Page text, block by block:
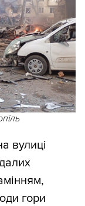
вулиці
гори